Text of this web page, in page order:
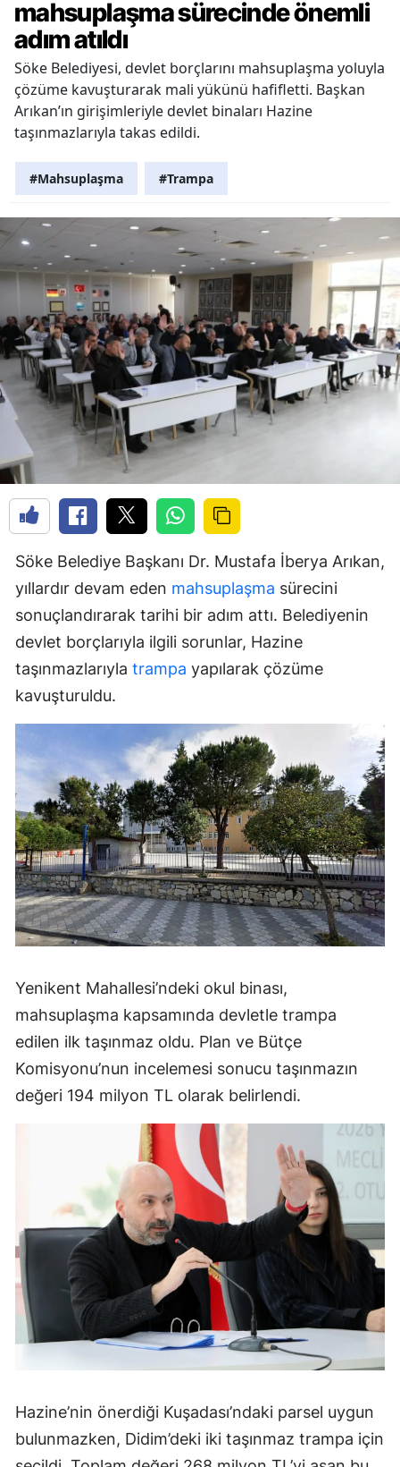
mahsuplaşma sürecinde önemli
adım atıldı
Söke Belediyesi, devlet borçlarını mahsuplaşma yoluyla
çözüme kavuşturarak mali yükünü hafifletti. Başkan
Arıkan’ın girişimleriyle devlet binaları Hazine
taşınmazlarıyla takas edildi.
#Mahsuplaşma #Trampa
Söke Belediye Başkanı Dr. Mustafa İberya Arıkan,
yıllardır devam eden mahsuplaşma sürecini
sonuçlandırarak tarihi bir adım attı. Belediyenin
devlet borçlarıyla ilgili sorunlar, Hazine
taşınmazlarıyla trampa yapılarak çözüme
kavuşturuldu.
Yenikent Mahallesi’ndeki okul binası,
mahsuplaşma kapsamında devletle trampa
edilen ilk taşınmaz oldu. Plan ve Bütçe
Komisyonu’nun incelemesi sonucu taşınmazın
değeri 194 milyon TL olarak belirlendi.
Hazine’nin önerdiği Kuşadası’ndaki parsel uygun
bulunmazken, Didim’deki iki taşınmaz trampa için